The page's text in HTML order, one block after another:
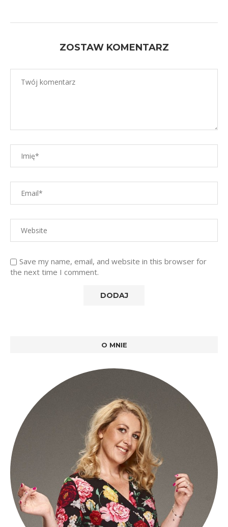
ZOSTAW KOMENTARZ
Save my name, email, and website in this browser for
the next time I comment.
O MNIE